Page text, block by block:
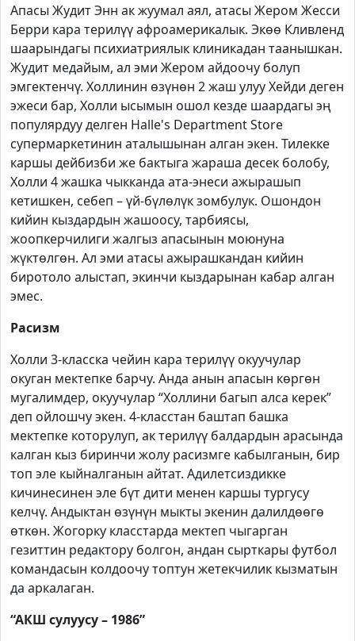
Апасы Жудит Энн ак жуумал аял, атасы Жером Жесси
Берри кара терилүү афроамерикалык. Экөө Кливленд
шаарындагы психиатриялык клиникадан таанышкан.
Жудит медайым, ал эми Жером айдоочу болуп
эмгектенчү. Холлинин өзүнөн 2 жаш улуу Хейди деген
эжеси бар, Холли ысымын ошол кезде шаардагы эң
популярдуу делген Halle's DepartmentStore
супермаркетинин аталышынан алган экен. Тилекке
каршы дейбизби же бактыга жараша десек болобу,
Холли 4 жашка чыкканда ата-энеси ажырашып
кетишкен, себеп – үй-бүлөлүк зомбулук. Ошондон
кийин кыздардын жашоосу, тарбиясы,
жоопкерчилиги жалгыз апасынын моюнуна
жүктөлгөн. Ал эми атасы ажырашкандан кийин
биротоло алыстап, экинчи кыздарынан кабар алган
эмес.
Расизм
Холли 3-класска чейин кара терилүү окуучулар
окуган мектепке барчу. Анда анын апасын көргөн
мугалимдер, окуучулар “Холлини багып алса керек”
деп ойлошчу экен. 4-класстан баштап башка
мектепке которулуп, ак терилүү балдардын арасында
калган кыз биринчи жолу расизмге кабылганын, бир
топ эле кыйналганын айтат. Адилетсиздикке
кичинесинен эле бүт дити менен каршы тургусу
келчү. Андыктан өзүнүн мыкты экенин далилдөөгө
өткөн. Жогорку класстарда мектеп чыгарган
гезиттин редактору болгон, андан сырткары футбол
командасын колдоочу топтун жетекчилик кызматын
да аркалаган.
“АКШ сулуусу – 1986”